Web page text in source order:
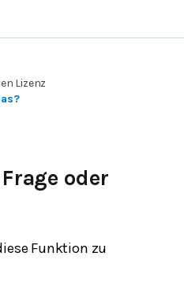
Lizenz
oder
Funktion zu